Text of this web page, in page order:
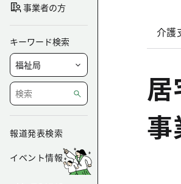
事業者の方
キーワード検索
報道発表検索
イベント情報
介護
事